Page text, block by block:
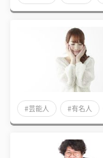
#芸能人 #有名人